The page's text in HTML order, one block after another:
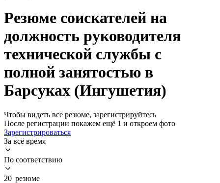
Резюме соискателей на
должность руководителя
технической службы с
полной занятостью в
Барсуках (Ингушетия)
Чтобы видеть все резюме, зарегистрируйтесь
После регистрации покажем ещё 1 и откроем фото
Зарегистрироваться
За всё время
По соответствию
20 резюме